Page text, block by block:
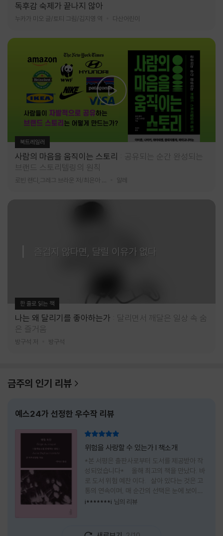
독후감 숙제가 끝나지 않아
누카가 미오 글/토티 그림/김지영 역 다산어린이
북트레일러
사람의 마음을 움직이는 스토리
공유되는 순간 완성되는
브랜드 스토리텔링의 원칙
알레
즐겁지 않다면, 달릴 이유가 없다
한 줄로 읽는 책
나는 왜 달리기를 좋아하는가
달리면서 깨달은 일상 속 숨
은 즐거움
방구석 저 방구석
금주의 인기 리뷰
예스24가 선정한 우수작 리뷰
위험을 사랑할 수 있는가 l 책소개
*본 서평은 출판사로부터 도서를 제공받아 작
성되었습니다* 올해 최고의 책을 만났다. 바
로 도서 위험 예찬 이다. 살아 있다는 것은 고
통의 연속이며, 매 순간의 선택은 눈에 보이지
않는 위험을 감수해야 한다는 것을 의미한다.
도전하고 미지의 세계로 발을 내딛기란 결코 쉬
i*******i 님의 리뷰